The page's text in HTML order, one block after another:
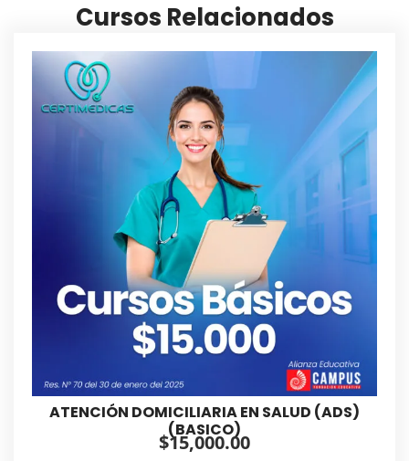
Cursos Relacionados
ATENCIÓN DOMICILIARIA EN SALUD (ADS)
(BASICO)
$15,000.00